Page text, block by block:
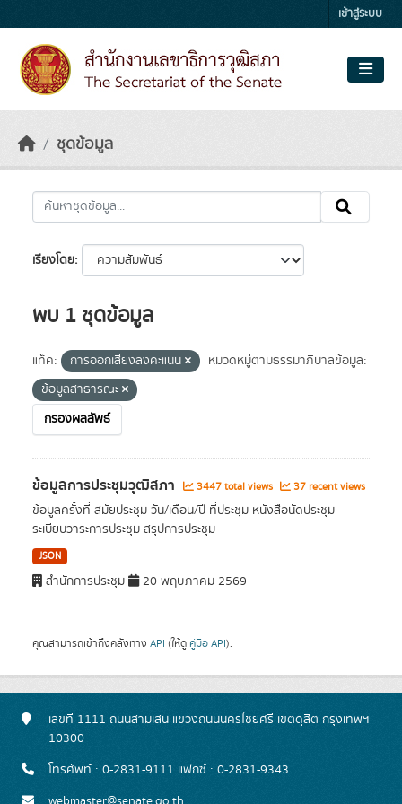
เข้าสู่ระบบ
ชุดข้อมูล
เรียงโดย
พบ 1 ชุดข้อมูล
แท็ค: การออกเสียงลงคะแนน
หมวดหมู่ตามธรรมาภิบาลข้อมูล:
ข้อมูลสาธารณะ
กรองผลลัพธ์
ข้อมูลการประชุมวุฒิสภา 3447 total views 37 recent views
ข้อมูลครั้งที่ สมัยประชุม วัน/เดือน/ปี ที่ประชุม หนังสือนัดประชุม
ระเบียบวาระการประชุม สรุปการประชุม
JSON
สำนักการประชุม 20 พฤษภาคม 2569
คุณสามารถเข้าถึงคลังทาง API (ให้ดู คู่มือ API).
เลขที่ 1111 ถนนสามเสน แขวงถนนนครไชยศรี เขตดุสิต กรุงเทพฯ
10300
โทรศัพท์ : 0-2831-9111 แฟกซ์ : 0-2831-9343